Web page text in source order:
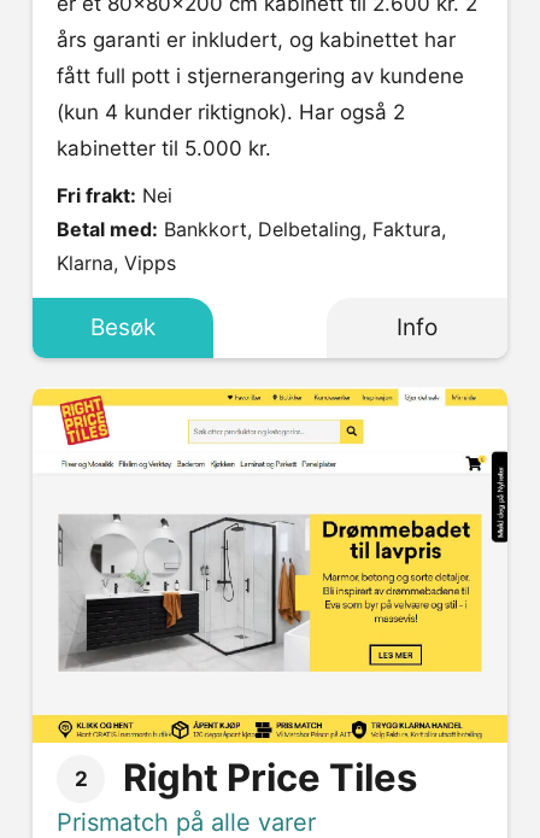
års garanti er inkludert, og kabinettet har
fått full pott i stjernerangering av kundene
(kun 4 kunder riktignok). Har også 2
kabinetter til 5.000 kr.
Fri frakt: Nei
Betal med:
Klarna, Vipps
Besøk Info
2 Right Price Tiles
Prismatch på alle varer